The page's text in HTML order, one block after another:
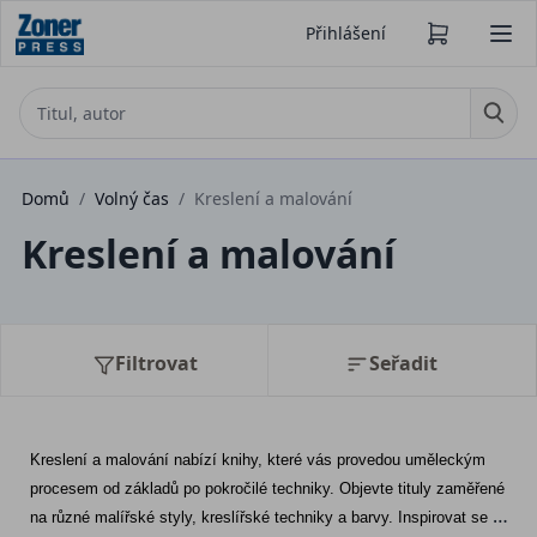
Přihlášení
Domů / Volný čas / Kreslení a malování
Kreslení a malování
Filtrovat Seřadit
Kreslení a malování nabízí knihy, které vás provedou uměleckým
procesem od základů po pokročilé techniky. Objevte tituly zaměřené
na různé malířské styly, kreslířské techniky a barvy. Inspirovat se